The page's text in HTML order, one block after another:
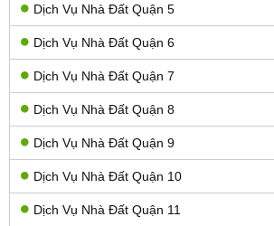
Dịch Vụ Nhà Đất Quận 5
Dịch Vụ Nhà Đất Quận 6
Dịch Vụ Nhà Đất Quận 7
Dịch Vụ Nhà Đất Quận 8
Dịch Vụ Nhà Đất Quận 9
Dịch Vụ Nhà Đất Quận 10
Dịch Vụ Nhà Đất Quận 11